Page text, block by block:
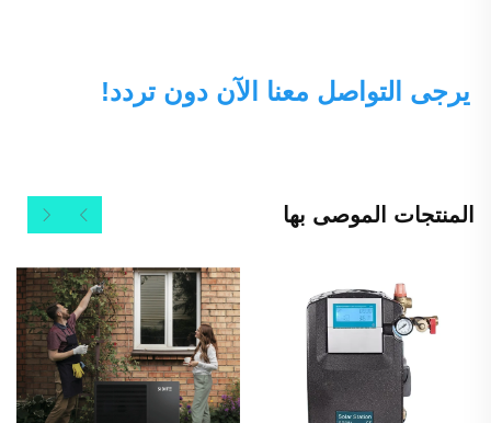
يرجى التواصل معنا الآن دون تردد!
المنتجات الموصى بها